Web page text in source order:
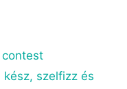
szelfizz és